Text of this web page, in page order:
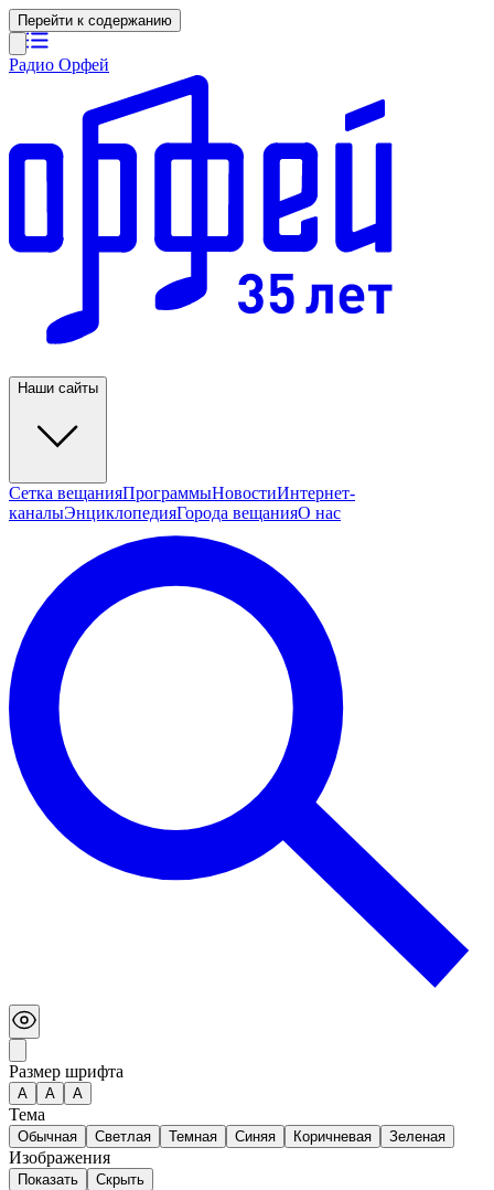
Перейти к содержанию
Радио Орфей
Наши сайты
Сетка вещанияПрограммыНовостиИнтернет-
каналыЭнциклопедияГорода вещанияО нас
Размер шрифта
А A A
Тема
Обычная Светлая Темная Синяя Коричневая Зеленая
Изображения
Показать Скрыть